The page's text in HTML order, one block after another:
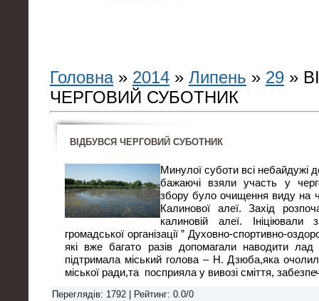
Головна» 2014 » Липень » 29 »
ЧЕРГОВИЙ СУБОТНИК
ВІДБУВСЯ ЧЕРГОВИЙ СУБОТНИК
Минулої суботи всі небайдужі
бажаючі взяли участь у
збору було очищення виду на
Калинової алеї. Захід
калиновій алеї. Ініціювали
громадської організації ” Духовно-спортивно-
які вже багато разів допомагали наводити лад
підтримала міський голова – Н. Дзюба,яка
міської ради,та посприяла у вивозі сміття,
Переглядів: 1792 | Рейтинг: 0.0/0